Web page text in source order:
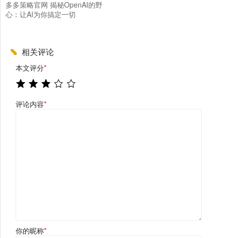
多多策略官网 揭秘OpenAI的野
心：让AI为你搞定一切
相关评论
本文评分*
评论内容*
你的昵称*